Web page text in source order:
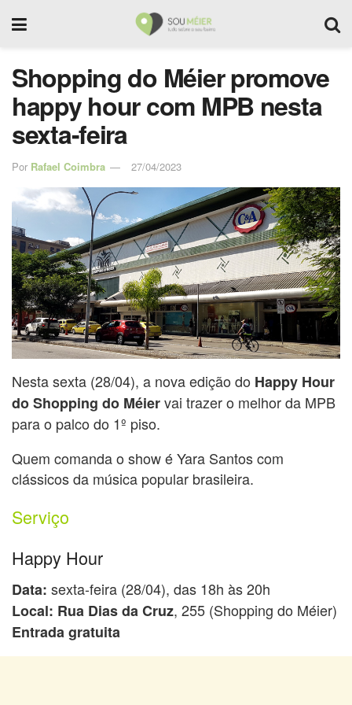
Shopping do Méier promove
happy hour com MPB nesta
sexta-feira
Por Rafael Coimbra 27/04/2023
Nesta sexta (28/04), a nova edição do Happy Hour
do Shopping do Méiervai trazer o melhor da MPB
para o palco do 1º piso.
Quem comanda o show é Yara Santos com
clássicos da música popular brasileira.
Serviço
Happy Hour
Data: sexta-feira (28/04), das 18h às 20h
Local: Rua Dias da Cruz, 255 (Shopping do Méier)
Entrada gratuita